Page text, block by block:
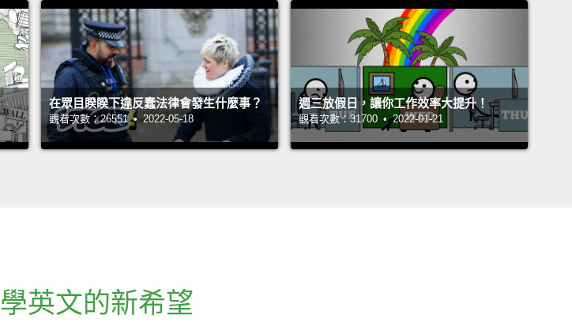
在眾目睽睽下違反蠢法律會發生什麼事？
觀看次數：26551 • 2022-05-18
週三放假日，讓你工作效率大提升！
觀看次數：31700 • 2022-01-21
學英文的新希望